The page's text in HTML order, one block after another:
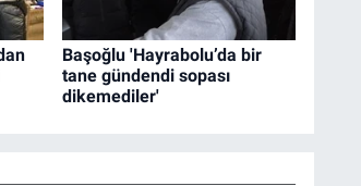
Başoğlu 'Hayrabolu’da bir
tane gündendi sopası
dikemediler'